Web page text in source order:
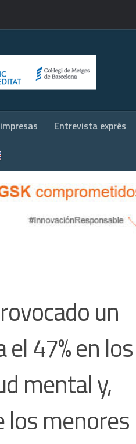
Entrevista exprés
un
47% en los
mental y,
los menores